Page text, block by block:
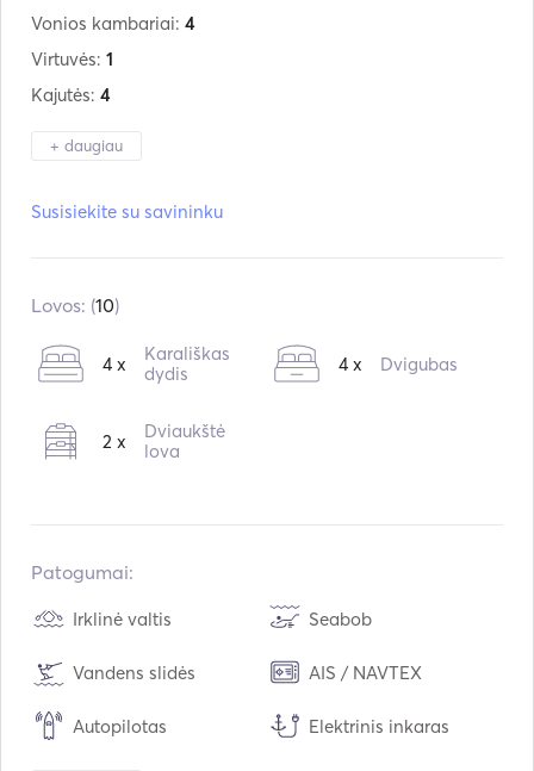
Vonios kambariai: 4
Virtuvės: 1
Kajutės: 4
+ daugiau
Perdarytas į:
Kuro tipas:Dyzelinas
Vandens talpa:800 L
Susisiekite su savininku
Lovos: (10)
4 x
Karališkas
dydis
4 x Dvigubas
2 x
Dviaukštė
lova
Patogumai:
Irklinė valtis Seabob
Vandens slidės AIS / NAVTEX
Autopilotas Elektrinis inkaras